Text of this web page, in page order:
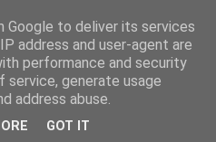
- Un paradis
à
Google to deliver its services
address and user-agent are
performance and security
generate usage
address abuse.
GOT IT